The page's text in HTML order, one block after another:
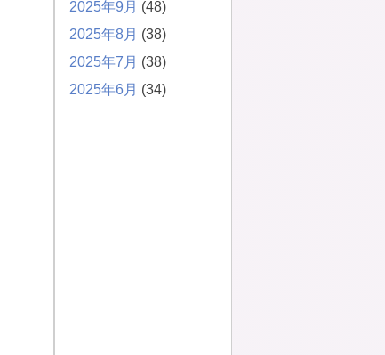
2025年9月 (48)
2025年8月 (38)
2025年7月 (38)
2025年6月 (34)